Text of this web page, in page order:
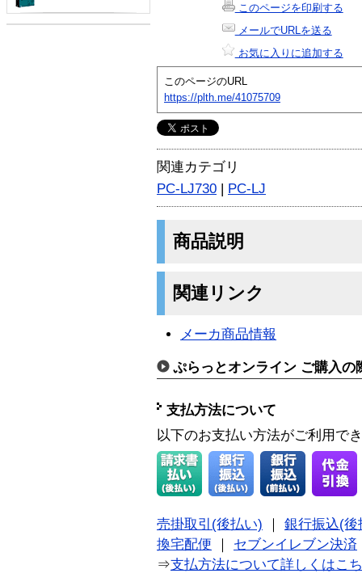
このページを印刷する
メールでURLを送る
お気に入りに追加する
このページのURL
https://plth.me/41075709
関連カテゴリ
PC-LJ730 | PC-LJ
商品説明
関連リンク
メーカ商品情報
ぷらっとオンライン ご購入の
支払方法について
以下のお支払い方法がご利用で
売掛取引(後払い)
銀行振込(後
換宅配便
セブンイレブン決済
⇒支払方法について詳しくはこ